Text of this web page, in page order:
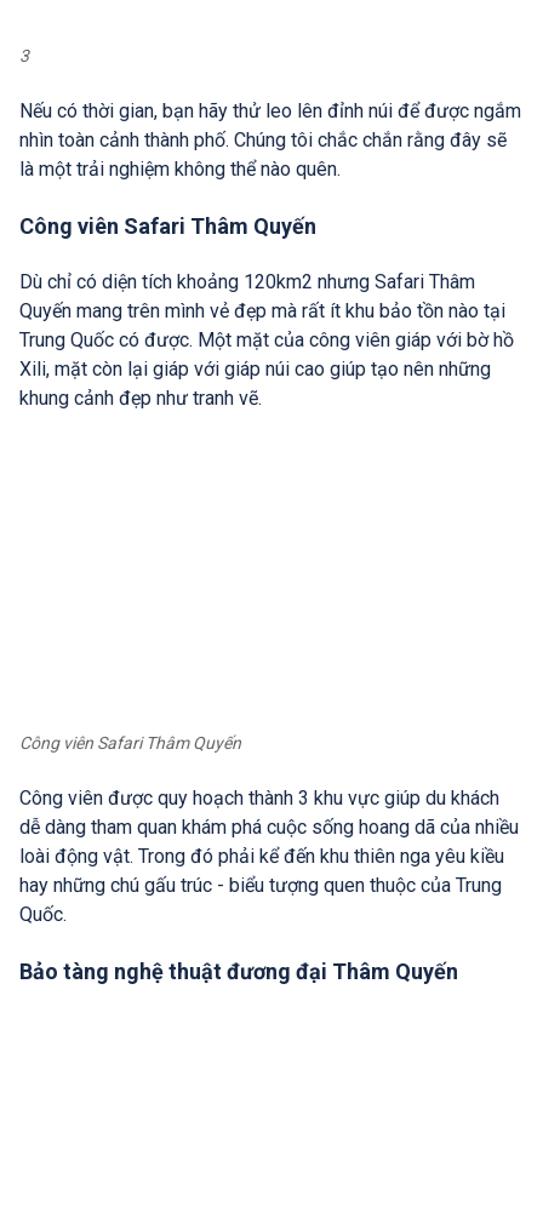
3
Nếu có thời gian, bạn hãy thử leo lên đỉnh núi để được ngắm
nhìn toàn cảnh thành phố. Chúng tôi chắc chắn rằng đây sẽ
là một trải nghiệm không thể nào quên.
Công viên Safari Thâm Quyến
Dù chỉ có diện tích khoảng 120km2 nhưng Safari Thâm
Quyến mang trên mình vẻ đẹp mà rất ít khu bảo tồn nào tại
Trung Quốc có được. Một mặt của công viên giáp với bờ hồ
Xili, mặt còn lại giáp với giáp núi cao giúp tạo nên những
khung cảnh đẹp như tranh vẽ.
Công viên Safari Thâm Quyến
Công viên được quy hoạch thành 3 khu vực giúp du khách
dễ dàng tham quan khám phá cuộc sống hoang dã của nhiều
loài động vật. Trong đó phải kể đến khu thiên nga yêu kiều
hay những chú gấu trúc - biểu tượng quen thuộc của Trung
Quốc.
Bảo tàng nghệ thuật đương đại Thâm Quyến